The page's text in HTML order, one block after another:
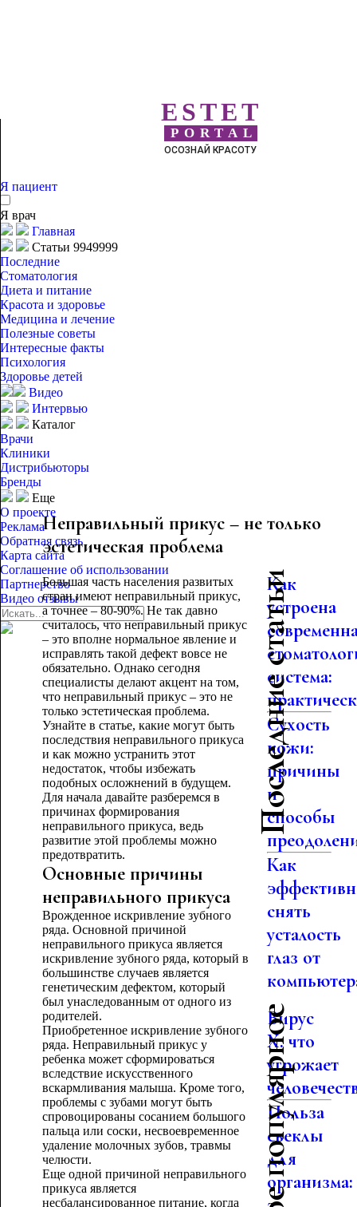
ESTET
PORTAL
ОСОЗНАЙ КРАСОТУ
Я пациент
Я врач
Главная
Статьи 9949999
Последние
Стоматология
Диета и питание
Красота и здоровье
Медицина и лечение
Полезные советы
Интересные факты
Психология
Здоровье детей
Видео
Интервью
Каталог
Врачи
Клиники
Дистрибьюторы
Бренды
Еще
О проекте
Реклама
Обратная связь
Карта сайта
Соглашение об использовании
Партнерство
Видео отзывы
Неправильный прикус – не только
эстетическая проблема
Большая часть населения развитых
стран имеют неправильный прикус,
а точнее – 80-90%. Не так давно
считалось, что неправильный прикус
– это вполне нормальное явление и
исправлять такой дефект вовсе не
обязательно. Однако сегодня
специалисты делают акцент на том,
что неправильный прикус – это не
только эстетическая проблема.
Узнайте в статье, какие могут быть
последствия неправильного прикуса
и как можно устранить этот
недостаток, чтобы избежать
подобных осложнений в будущем.
Для начала давайте разберемся в
причинах формирования
неправильного прикуса, ведь
развитие этой проблемы можно
предотвратить.
Основные причины
неправильного прикуса
Врожденное искривление зубного
ряда. Основной причиной
неправильного прикуса является
искривление зубного ряда, который в
большинстве случаев является
генетическим дефектом, который
был унаследованным от одного из
родителей.
Приобретенное искривление зубного
ряда. Неправильный прикус у
ребенка может сформироваться
вследствие искусственного
вскармливания малыша. Кроме того,
проблемы с зубами могут быть
спровоцированы сосанием большого
пальца или соски, несвоевременное
удаление молочных зубов, травмы
челюсти.
Еще одной причиной неправильного
прикуса является
несбалансированное питание, когда
Последние статьи
Как
устроена
система:
Сухость
кожи:
причины
и
способы
Как
снять
усталость
глаз от
Самое популярное
Вирус
Х: что
угрожает
Польза
свеклы
для
организма: